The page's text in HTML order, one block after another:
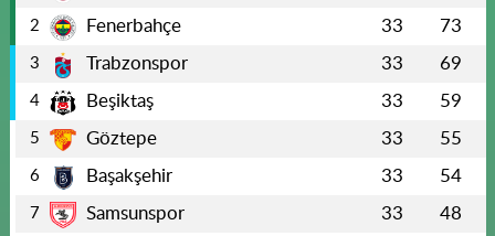
2 Fenerbahçe 33 73
3 Trabzonspor 33 69
4 Beşiktaş 33 59
5 Göztepe 33 55
6 Başakşehir 33 54
7 Samsunspor 33 48